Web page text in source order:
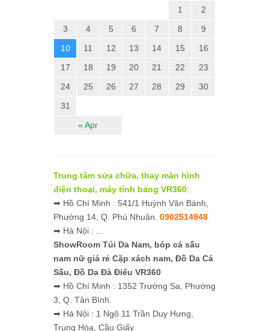
« Apr
1
2
3
4 5 6 7 8
9
10
11 12 13 14 15
16
17
18 19 20 21 22
23
24
25 26 27 28 29
30
31
Trung tâm sửa chữa, thay màn hình
điện thoại, máy tính bảng VR360:
➡ Hồ Chí Minh : 541/1 Huỳnh Văn Bánh,
Phường 14, Q. Phú Nhuận. 0902514948
➡ Hà Nội : ...
ShowRoom Túi Da Nam, bóp cá sấu
nam nữ giá rẻ Cặp xách nam, Đồ Da Cá
Sấu, Đồ Da Đà Điểu VR360
➡ Hồ Chí Minh : 1352 Trường Sa, Phường
3, Q. Tân Bình.
➡ Hà Nội : 1 Ngõ 11 Trần Duy Hưng,
Trung Hòa, Cầu Giấy.